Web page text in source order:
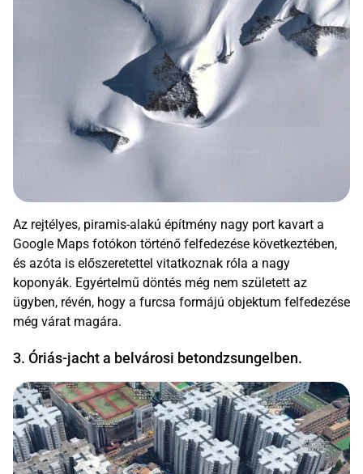
Az rejtélyes, piramis-alakú építmény nagy port kavart a
Google Maps fotókon történő felfedezése következtében,
és azóta is előszeretettel vitatkoznak róla a nagy
koponyák. Egyértelmű döntés még nem született az
ügyben, révén, hogy a furcsa formájú objektum felfedezése
még várat magára.
3. Óriás-jacht a belvárosi betondzsungelben.